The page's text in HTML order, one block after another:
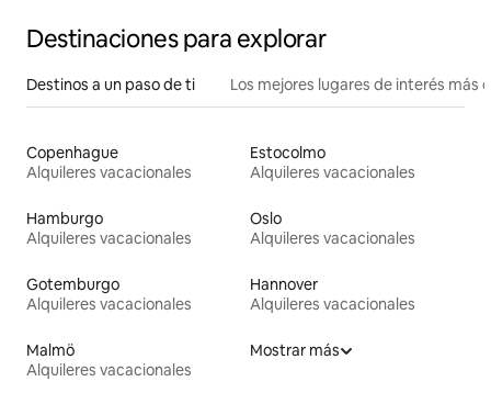
Destinaciones para explorar
Destinos a un paso de ti Los mejores lugares de interés más
Copenhague
Alquileres vacacionales
Estocolmo
Alquileres vacacionales
Hamburgo
Alquileres vacacionales
Oslo
Alquileres vacacionales
Gotemburgo
Alquileres vacacionales
Hannover
Alquileres vacacionales
Malmö
Alquileres vacacionales
Mostrar más